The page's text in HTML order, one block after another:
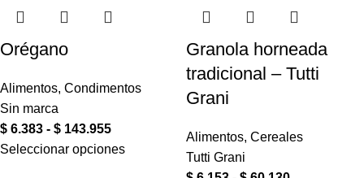
Orégano
Alimentos, Condimentos
Sin marca
$ 6.383 - $ 143.955
Seleccionar opciones
Granola horneada
tradicional – Tutti
Grani
Alimentos, Cereales
Tutti Grani